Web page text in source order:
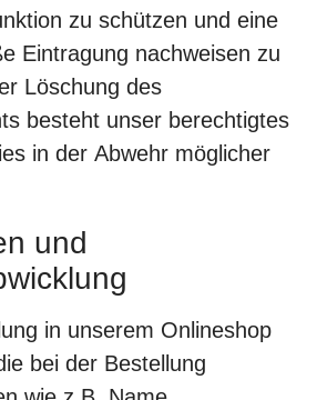
zu schützen und eine
Eintragung nachweisen zu
Löschung des
besteht unser berechtigtes
in der Abwehr möglicher
und
in unserem Onlineshop
bei der Bestellung